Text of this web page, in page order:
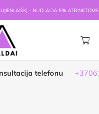
– NUOLAIDA 5%
telefonu